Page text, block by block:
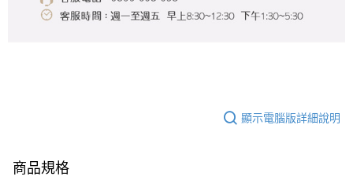
顯示電腦版詳細說明
商品規格